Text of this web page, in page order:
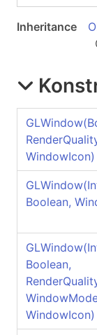
Inheritance
WindowIcon)
Boolean,
Boolean,
WindowIcon)